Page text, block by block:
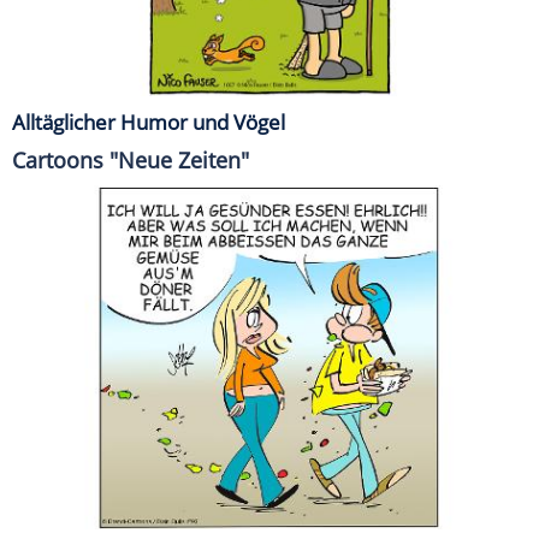
Alltäglicher Humor und Vögel
Cartoons "Neue Zeiten"